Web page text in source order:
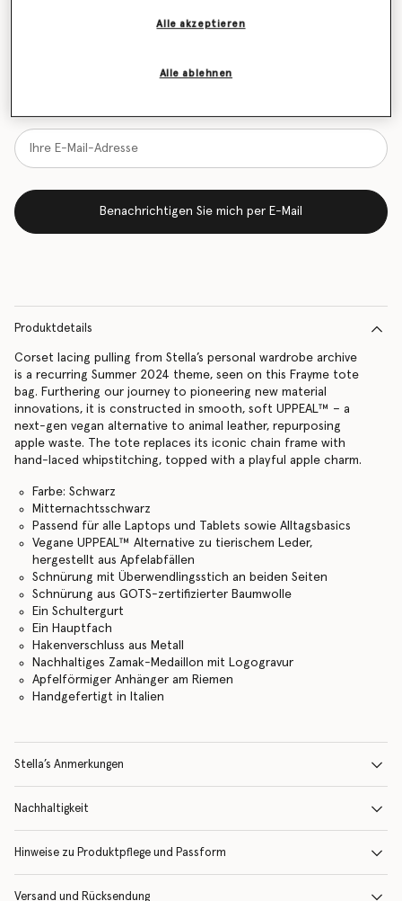
Benachrichtigen Sie mich per E-Mail
Produktdetails
Corset lacing pulling from Stella’s personal wardrobe archive
is a recurring Summer 2024 theme, seen on this Frayme tote
bag. Furthering our journey to pioneering new material
innovations, it is constructed in smooth, soft UPPEAL™ – a
next-gen vegan alternative to animal leather, repurposing
apple waste. The tote replaces its iconic chain frame with
hand-laced whipstitching, topped with a playful apple charm.
Farbe: Schwarz
Mitternachtsschwarz
Passend für alle Laptops und Tablets sowie Alltagsbasics
Vegane UPPEAL™ Alternative zu tierischem Leder,
hergestellt aus Apfelabfällen
Schnürung mit Überwendlingsstich an beiden Seiten
Schnürung aus GOTS-zertifizierter Baumwolle
Ein Schultergurt
Ein Hauptfach
Hakenverschluss aus Metall
Nachhaltiges Zamak-Medaillon mit Logogravur
Apfelförmiger Anhänger am Riemen
Handgefertigt in Italien
Stella’s Anmerkungen
Nachhaltigkeit
Hinweise zu Produktpflege und Passform
Versand und Rücksendung
Alle ablehnen
Alle akzeptieren